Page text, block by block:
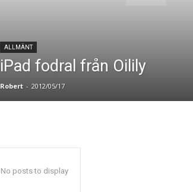
ALLMÄNT
iPad fodral från Oilily
Robert - 2012/05/17
No posts to display